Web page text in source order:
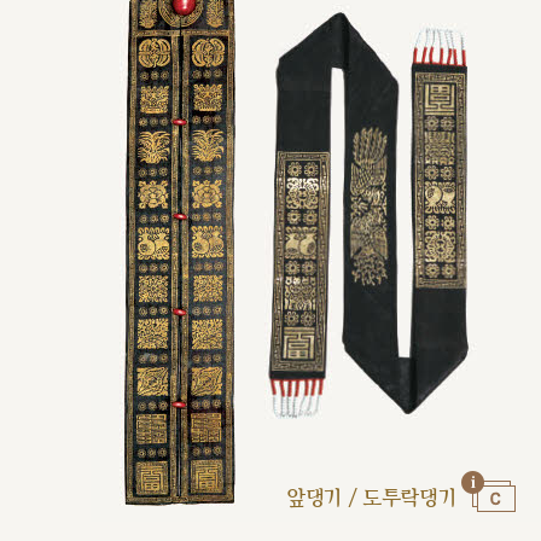
앞댕기 / 도투락댕기